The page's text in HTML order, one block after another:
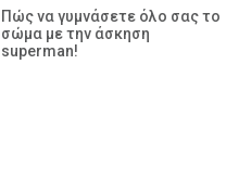
Πώς να γυμνάσετε όλο σας το
σώμα με την άσκηση
superman!